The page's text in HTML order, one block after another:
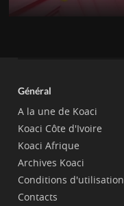
Général
A la une de Koaci
Koaci Côte d'Ivoire
Koaci Afrique
Archives Koaci
Conditions d'utilisation
Contacts